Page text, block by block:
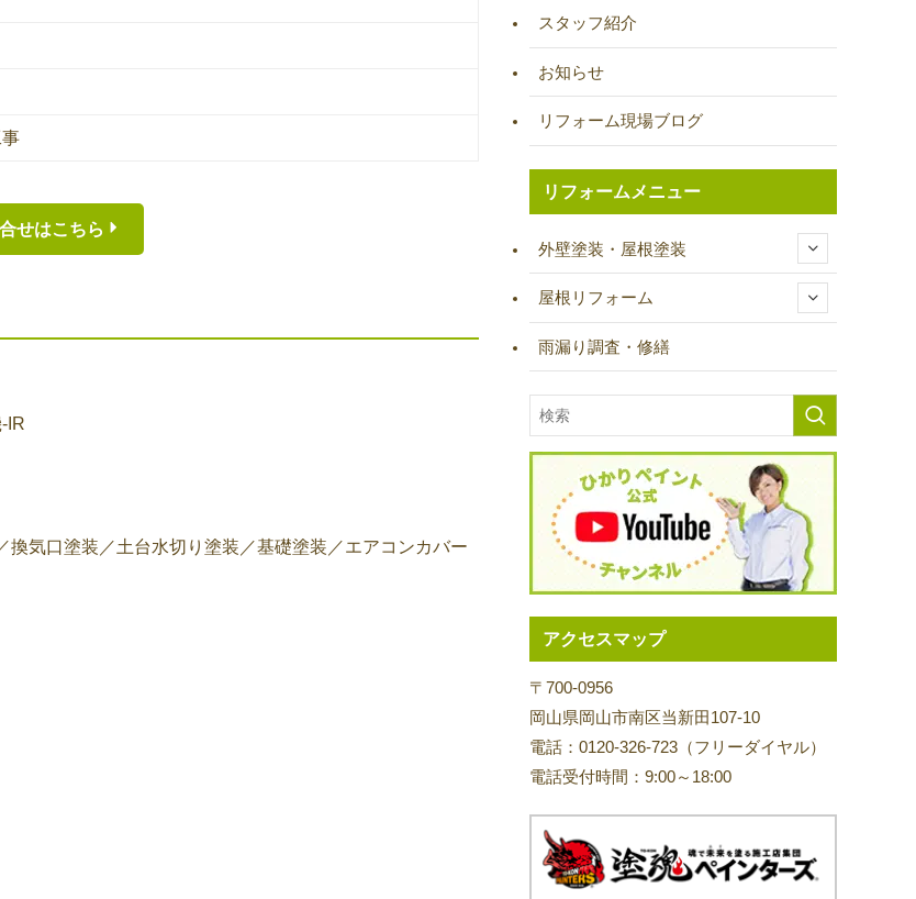
せはこちら
IR
気口塗装／土台水切り塗装／基礎塗装／エアコンカバー
スタッフ紹介
お知らせ
リフォーム現場ブログ
リフォームメニュー
外壁塗装・屋根塗装
屋根リフォーム
雨漏り調査・修繕
アクセスマップ
〒700-0956
岡山県岡山市南区当新田107-10
電話：0120-326-723（フリーダイヤル）
電話受付時間：9:00～18:00